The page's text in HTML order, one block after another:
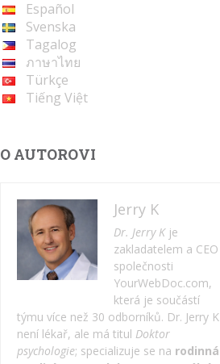
Español
Svenska
Tagalog
ภาษาไทย
Türkçe
Tiếng Việt
O AUTOROVI
Jerry K
Dr. Jerry Kje
zakladatelem a CEO
společnosti
YourWebDoc.com,
která je součástí
týmu více než 30 odborníků. Dr. Jerry K
není lékař, ale má titul Doktor
psychologie; specializuje se na rodinná